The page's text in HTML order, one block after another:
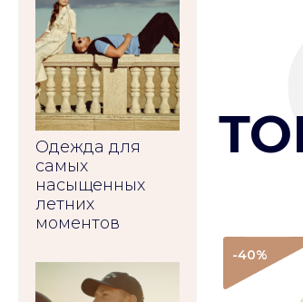
Одежда для
самых
насыщенных
летних
моментов
-40%